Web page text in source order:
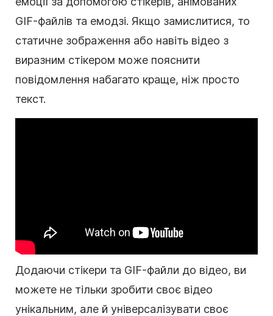
GIF-файлів та емодзі. Якщо замислитися, то
статичне зображення або навіть відео з
виразним стікером може пояснити
повідомлення набагато краще, ніж просто
текст.
Додаючи стікери та GIF-файли до відео, ви
можете не тільки зробити своє відео
унікальним, але й універсалізувати своє